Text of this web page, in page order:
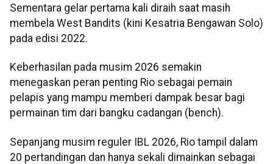
Sementara gelar pertama kali diraih saat masih
membela West Bandits (kini Kesatria Bengawan Solo)
pada edisi 2022.
Keberhasilan pada musim 2026 semakin
menegaskan peran penting Rio sebagai pemain
pelapis yang mampu memberi dampak besar bagi
permainan tim dari bangku cadangan (bench).
Sepanjang musim reguler IBL 2026, Rio tampil dalam
20 pertandingan dan hanya sekali dimainkan sebagai